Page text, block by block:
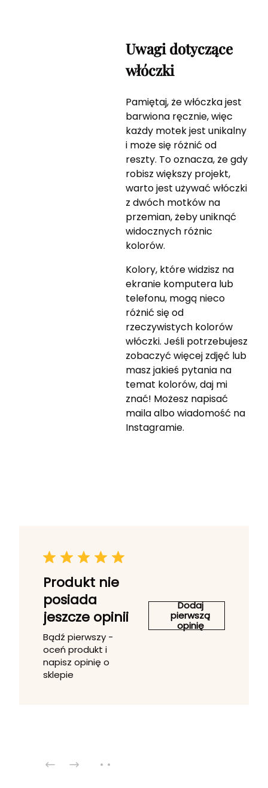
Uwagi dotyczące
włóczki
Pamiętaj, że włóczka jest
barwiona ręcznie, więc
każdy motek jest unikalny
i może się różnić od
reszty. To oznacza, że gdy
robisz większy projekt,
warto jest używać włóczki
z dwóch motków na
przemian, żeby uniknąć
widocznych różnic
kolorów.
Kolory, które widzisz na
ekranie komputera lub
telefonu, mogą nieco
różnić się od
rzeczywistych kolorów
włóczki. Jeśli potrzebujesz
zobaczyć więcej zdjęć lub
masz jakieś pytania na
temat kolorów, daj mi
znać! Możesz napisać
maila albo wiadomość na
Instagramie.
Produkt nie
posiada
jeszcze opinii
Bądź pierwszy -
oceń produkt i
napisz opinię o
sklepie
Dodaj
pierwszą
opinię